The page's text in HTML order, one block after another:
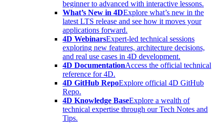
beginner to advanced with interactive lessons.
What’s New in 4DExplore what’s new in the
latest LTS release and see how it moves your
applications forward.
4D WebinarsExpert-led technical sessions
exploring new features, architecture decisions,
and real use cases in 4D development.
4D DocumentationAccess the official technical
reference for 4D.
4D GitHub RepoExplore official 4D GitHub
Repo.
4D Knowledge BaseExplore a wealth of
technical expertise through our Tech Notes and
Tips.